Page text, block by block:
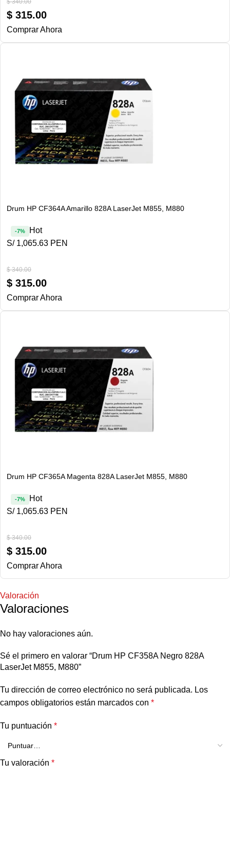
$340.00
$ 315.00
Comprar Ahora
Drum HP CF364A Amarillo 828A LaserJet M855, M880
$340.00
$ 315.00
-7%
Hot
S/ 1,065.63 PEN
Comprar Ahora
Drum HP CF365A Magenta 828A LaserJet M855, M880
$340.00
$ 315.00
-7%
Hot
S/ 1,065.63 PEN
Comprar Ahora
Valoración
Valoraciones
No hay valoraciones aún.
Sé el primero en valorar “Drum HP CF358A Negro 828A
LaserJet M855, M880”
Tu dirección de correo electrónico no será publicada. Los
campos obligatorios están marcados con *
Tu puntuación *
Tu valoración *